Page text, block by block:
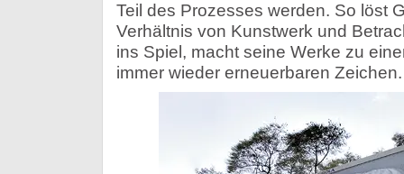
Teil des Prozesses werden. So löst
Verhältnis von Kunstwerk und
ins Spiel, macht seine Werke zu
immer wieder erneuerbaren Zeichen.